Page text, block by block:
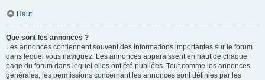
Haut
Que sont les annonces ?
Les annonces contiennent souvent des informations importantes sur le forum
dans lequel vous naviguez. Les annonces apparaissent en haut de chaque
page du forum dans lequel elles ont été publiées. Tout comme les annonces
générales, les permissions concernant les annonces sont définies par les